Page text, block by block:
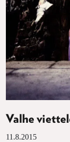
Valhe
11.8.2015